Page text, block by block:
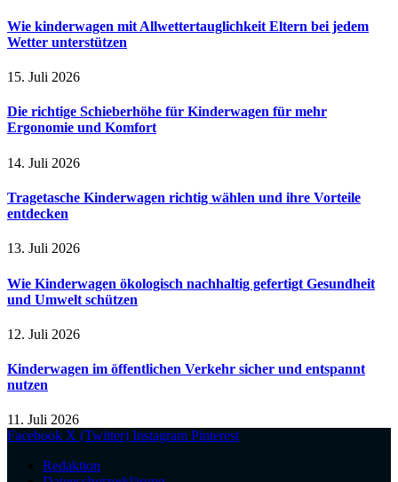
Wie kinderwagen mit Allwettertauglichkeit Eltern bei jedem
Wetter unterstützen
15. Juli 2026
Die richtige Schieberhöhe für Kinderwagen für mehr
Ergonomie und Komfort
14. Juli 2026
Tragetasche Kinderwagen richtig wählen und ihre Vorteile
entdecken
13. Juli 2026
Wie Kinderwagen ökologisch nachhaltig gefertigt Gesundheit
und Umwelt schützen
12. Juli 2026
Kinderwagen im öffentlichen Verkehr sicher und entspannt
nutzen
11. Juli 2026
Facebook X (Twitter) Instagram Pinterest
Redaktion